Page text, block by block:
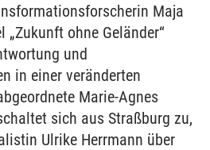
Maja
„Zukunft ohne Geländer“
und
in einer veränderten
Marie-Agnes
sich aus Straßburg zu,
Ulrike Herrmann über